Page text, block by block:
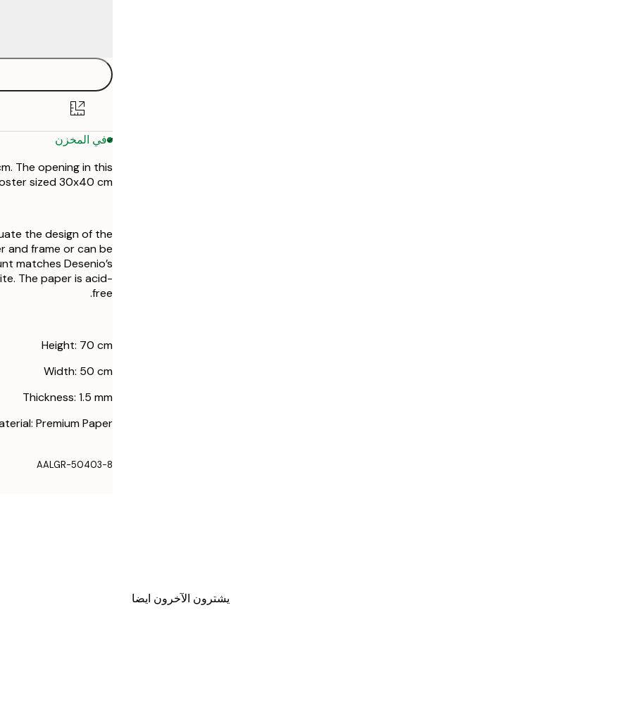
في المخزن
The opening in this
sized 30x40 cm
the design of the
and frame or can be
matches Desenio’s
The paper is acid-
free.
Height: 70 cm
Width: 50 cm
Thickness: 1.5 mm
Premium Paper
AALGR-50403-8
يشترون الآخرون ايضا